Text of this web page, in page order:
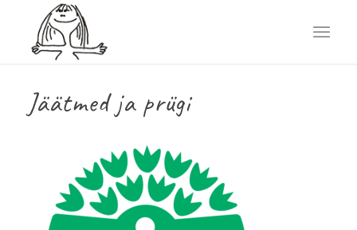
Jäätmed ja prügi